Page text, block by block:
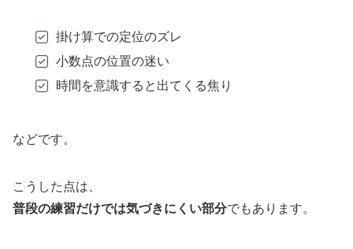
掛け算での定位のズレ
小数点の位置の迷い
時間を意識すると出てくる焦り
などです。
こうした点は、
普段の練習だけでは気づきにくい部分でもあります。